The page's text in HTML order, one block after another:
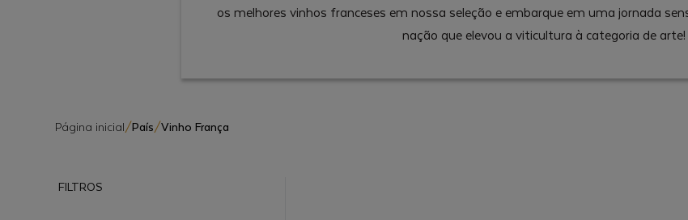
os melhores vinhos franceses em nossa seleção e embarque em uma jornada
nação que elevou a viticultura à categoria de arte!
Página inicial/País/Vinho França
FILTROS